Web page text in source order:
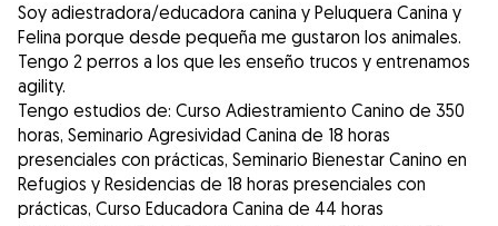
Soy adiestradora/educadora canina y Peluquera Canina y
Felina porque desde pequeña me gustaron los animales.
Tengo 2 perros a los que les enseño trucos y entrenamos
agility.
Tengo estudios de: Curso Adiestramiento Canino de 350
horas, Seminario Agresividad Canina de 18 horas
presenciales con prácticas, Seminario Bienestar Canino en
Refugios y Residencias de 18 horas presenciales con
prácticas, Curso Educadora Canina de 44 horas